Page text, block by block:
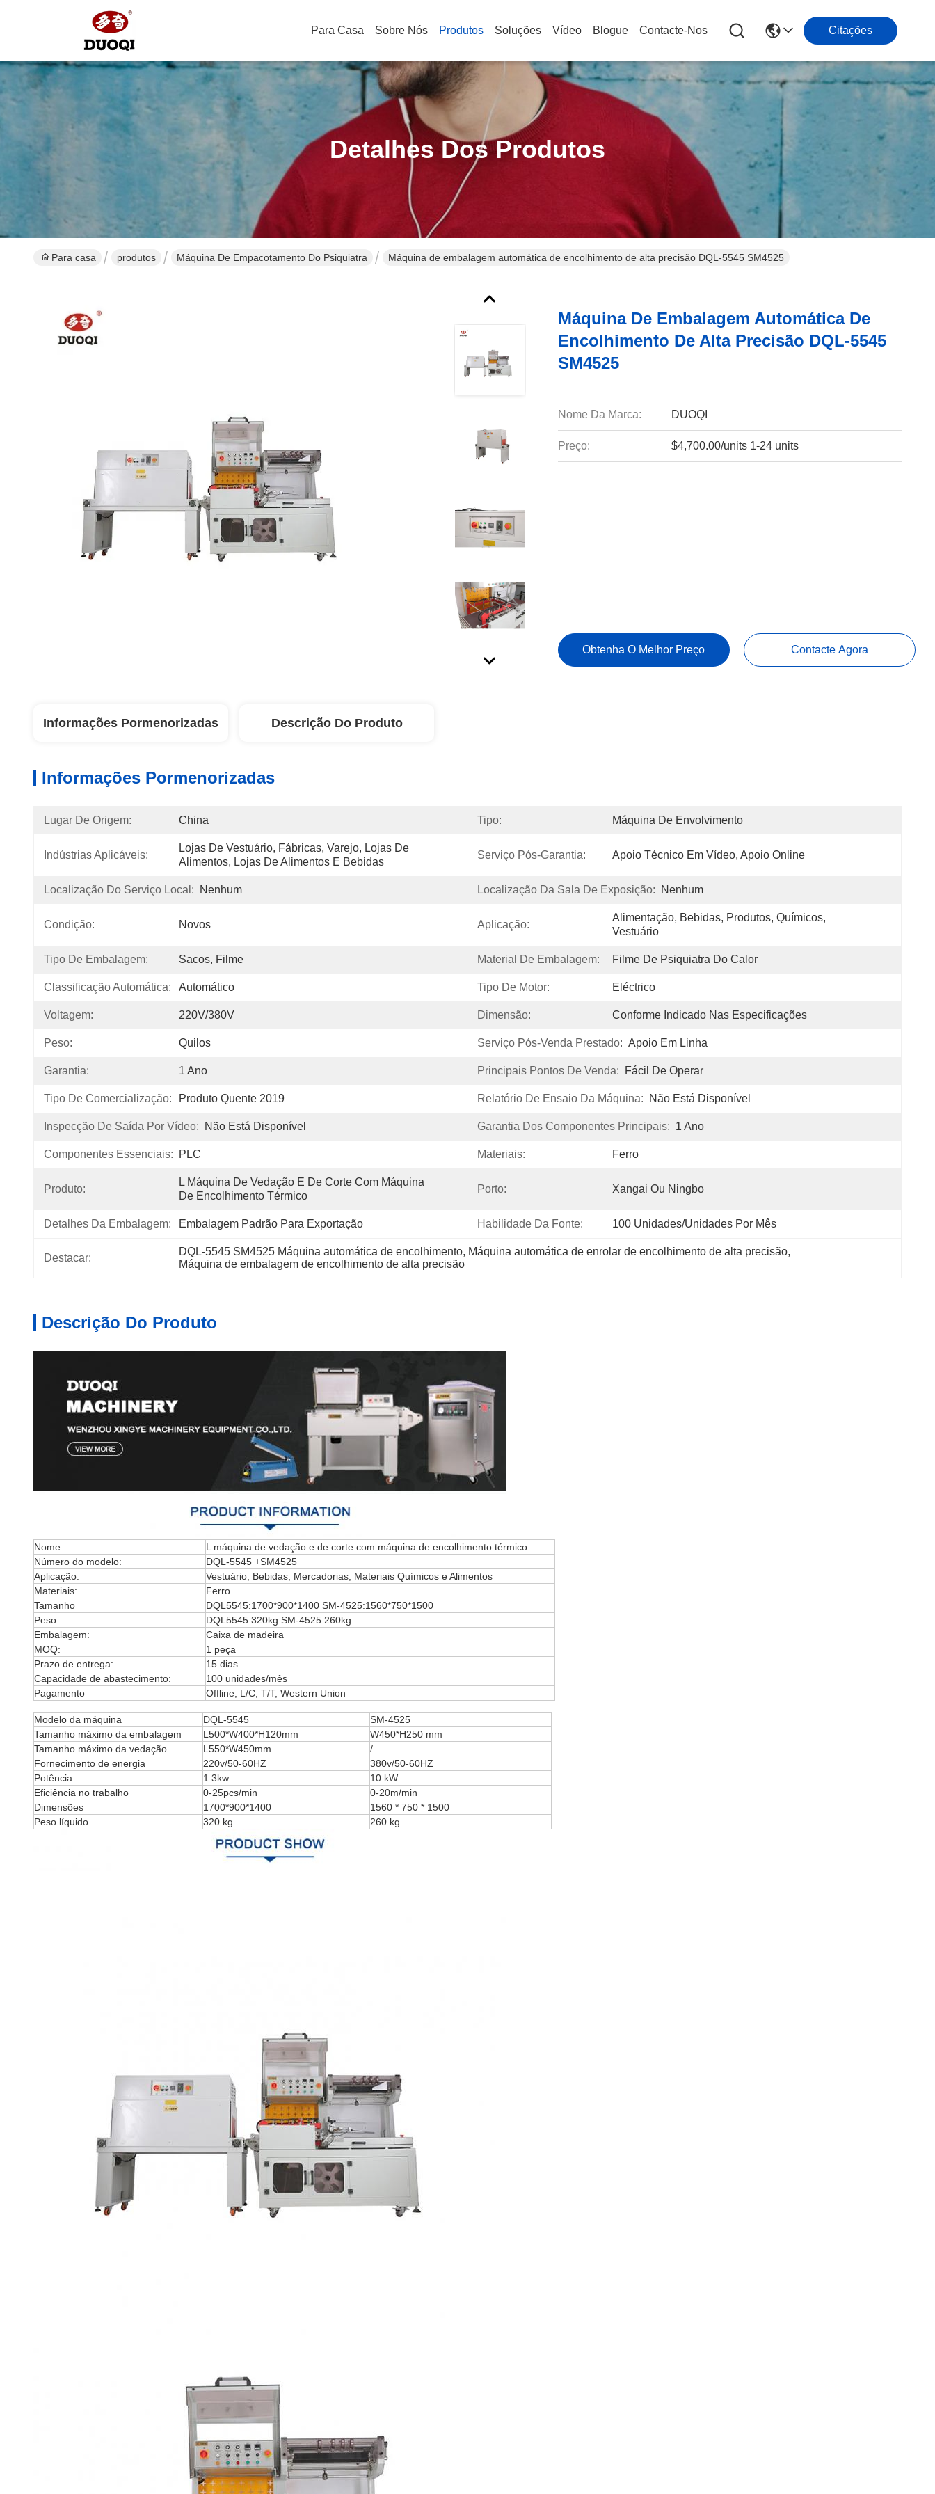
Para Casa Sobre Nós Produtos Soluções Vídeo Blogue Contacte-Nos Citações
Detalhes Dos Produtos
Para casa produtos Máquina De Empacotamento Do Psiquiatra Máquina de embalagem automática de encolhimento de alta precisão DQL-5545 SM4525
Máquina De Embalagem Automática De
Encolhimento De Alta Precisão DQL-5545
SM4525
Nome Da Marca: DUOQI
Preço: $4,700.00/units 1-24 units
Obtenha O Melhor Preço Contacte Agora
Informações Pormenorizadas Descrição Do Produto
Informações Pormenorizadas
Lugar De Origem: China Tipo: Máquina De Envolvimento
Indústrias Aplicáveis:
Lojas De Vestuário, Fábricas, Varejo, Lojas De
Alimentos, Lojas De Alimentos E Bebidas
Serviço Pós-Garantia: Apoio Técnico Em Vídeo, Apoio Online
Localização Do Serviço Local: Nenhum Localização Da Sala De Exposição: Nenhum
Condição: Novos Aplicação:
Alimentação, Bebidas, Produtos, Químicos,
Vestuário
Tipo De Embalagem: Sacos, Filme Material De Embalagem: Filme De Psiquiatra Do Calor
Classificação Automática: Automático Tipo De Motor: Eléctrico
Voltagem: 220V/380V Dimensão: Conforme Indicado Nas Especificações
Peso: Quilos Serviço Pós-Venda Prestado: Apoio Em Linha
Garantia: 1 Ano Principais Pontos De Venda: Fácil De Operar
Tipo De Comercialização: Produto Quente 2019 Relatório De Ensaio Da Máquina: Não Está Disponível
Inspecção De Saída Por Vídeo: Não Está Disponível Garantia Dos Componentes Principais: 1 Ano
Componentes Essenciais: PLC Materiais: Ferro
Produto:
L Máquina De Vedação E De Corte Com Máquina
De Encolhimento Térmico
Porto: Xangai Ou Ningbo
Detalhes Da Embalagem: Embalagem Padrão Para Exportação Habilidade Da Fonte: 100 Unidades/unidades Por Mês
Destacar:
DQL-5545 SM4525 Máquina automática de encolhimento, Máquina automática de enrolar de encolhimento de alta precisão,
Máquina de embalagem de encolhimento de alta precisão
Descrição Do Produto
Nome:
L máquina de vedação e de corte com máquina de encolhimento térmico
Número do modelo:
DQL-5545 +SM4525
Aplicação:
Vestuário, Bebidas, Mercadorias, Materiais Químicos e Alimentos
Materiais:
Ferro
Tamanho
DQL5545:1700*900*1400 SM-4525:1560*750*1500
Peso
DQL5545:320kg SM-4525:260kg
Embalagem:
Caixa de madeira
MOQ:
1 peça
Prazo de entrega:
15 dias
Capacidade de abastecimento:
100 unidades/mês
Pagamento
Offline, L/C, T/T, Western Union
Modelo da máquina DQL-5545
SM-4525
Tamanho máximo da embalagem
L500*W400*H120mm
W450*H250 mm
Tamanho máximo da vedação
L550*W450mm
/
Fornecimento de energia
220v/50-60HZ
380v/50-60HZ
Potência
1.3kw
10 kW
Eficiência no trabalho
0-25pcs/min
0-20m/min
Dimensões
1700*900*1400
1560 * 750 * 1500
Peso líquido
320 kg 260 kg